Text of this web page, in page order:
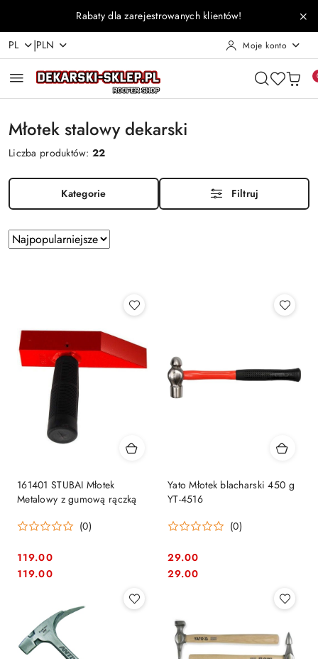
Przejdź do treści głównej
Przejdź do wyszukiwarki
Przejdź do moje konto
Przejdź do menu głównego
Przejdź do stopkiRabaty dla zarejestrowanych klientów!
PL |PLN Moje konto
Młotek stalowy dekarski
Liczba produktów:22
Kategorie Filtruj
Zastosowano
sortowanie:
Sortuj
według
161401 STUBAI Młotek
Metalowy z gumową rączką
(0)
Cena:
119.00
Cena:
119.00
Yato Młotek blacharski 450 g
YT-4516
(0)
Cena:
29.00
Cena:
29.00